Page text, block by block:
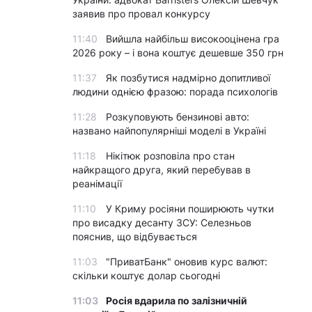
заявив про провал конкурсу
11:40
Вийшла найбільш високооцінена гра
2026 року – і вона коштує дешевше 350 грн
11:37
Як позбутися надмірно допитливої
людини однією фразою: порада психологів
11:28
Розкуповують бензинові авто:
названо найпопулярніші моделі в Україні
11:18
Нікітюк розповіла про стан
найкращого друга, який перебував в
реанімації
11:10
У Криму росіяни поширюють чутки
про висадку десанту ЗСУ: Селезньов
пояснив, що відбувається
11:03
"ПриватБанк" оновив курс валют:
скільки коштує долар сьогодні
11:03
Росія вдарила по залізничній